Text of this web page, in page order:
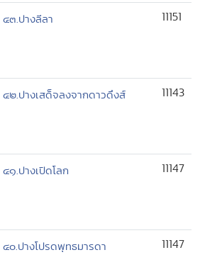
๔๓.ปางลีลา 11151
๔๒.ปางเสด็จลงจากดาวดึงส์ 11143
๔๑.ปางเปิดโลก 11147
๔๐.ปางโปรดพุทธมารดา 11147